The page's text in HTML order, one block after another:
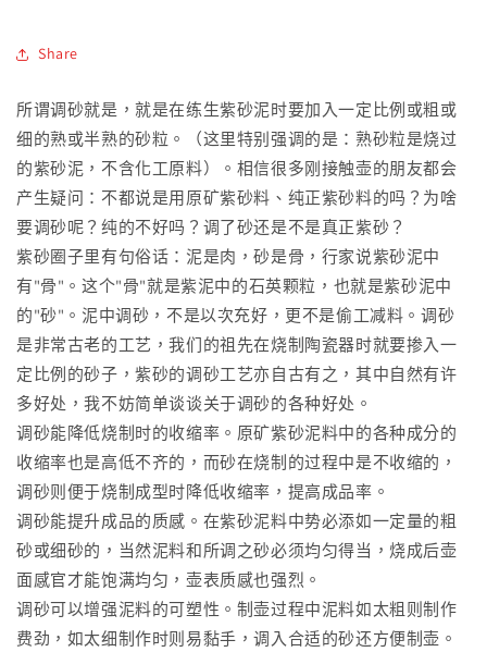
Share
所谓调砂就是，就是在练生紫砂泥时要加入一定比例或粗或
细的熟或半熟的砂粒。（这里特别强调的是：熟砂粒是烧过
的紫砂泥，不含化工原料）。相信很多刚接触壶的朋友都会
产生疑问：不都说是用原矿紫砂料、纯正紫砂料的吗？为啥
要调砂呢？纯的不好吗？调了砂还是不是真正紫砂？
紫砂圈子里有句俗话：泥是肉，砂是骨，行家说紫砂泥中
有"骨"。这个"骨"就是紫泥中的石英颗粒，也就是紫砂泥中
的"砂"。泥中调砂，不是以次充好，更不是偷工减料。调砂
是非常古老的工艺，我们的祖先在烧制陶瓷器时就要掺入一
定比例的砂子，紫砂的调砂工艺亦自古有之，其中自然有许
多好处，我不妨简单谈谈关于调砂的各种好处。
调砂能降低烧制时的收缩率。原矿紫砂泥料中的各种成分的
收缩率也是高低不齐的，而砂在烧制的过程中是不收缩的，
调砂则便于烧制成型时降低收缩率，提高成品率。
调砂能提升成品的质感。在紫砂泥料中势必添如一定量的粗
砂或细砂的，当然泥料和所调之砂必须均匀得当，烧成后壶
面感官才能饱满均匀，壶表质感也强烈。
调砂可以增强泥料的可塑性。制壶过程中泥料如太粗则制作
费劲，如太细制作时则易黏手，调入合适的砂还方便制壶。